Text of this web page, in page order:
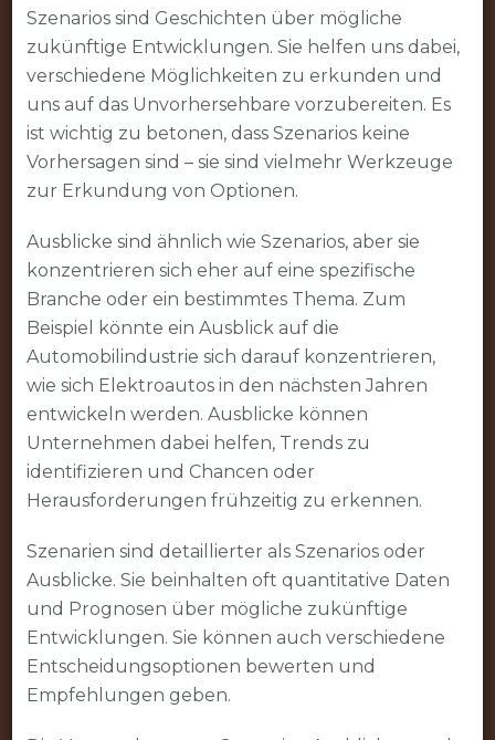
Szenarios sind Geschichten über mögliche
zukünftige Entwicklungen. Sie helfen uns dabei,
verschiedene Möglichkeiten zu erkunden und
uns auf das Unvorhersehbare vorzubereiten. Es
ist wichtig zu betonen, dass Szenarios keine
Vorhersagen sind – sie sind vielmehr Werkzeuge
zur Erkundung von Optionen.
Ausblicke sind ähnlich wie Szenarios, aber sie
konzentrieren sich eher auf eine spezifische
Branche oder ein bestimmtes Thema. Zum
Beispiel könnte ein Ausblick auf die
Automobilindustrie sich darauf konzentrieren,
wie sich Elektroautos in den nächsten Jahren
entwickeln werden. Ausblicke können
Unternehmen dabei helfen, Trends zu
identifizieren und Chancen oder
Herausforderungen frühzeitig zu erkennen.
Szenarien sind detaillierter als Szenarios oder
Ausblicke. Sie beinhalten oft quantitative Daten
und Prognosen über mögliche zukünftige
Entwicklungen. Sie können auch verschiedene
Entscheidungsoptionen bewerten und
Empfehlungen geben.